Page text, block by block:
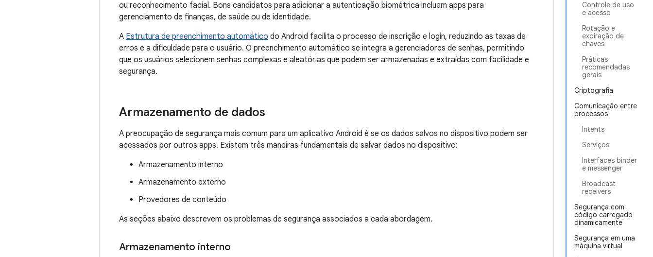
Controle de uso
e acesso
Rotação e
expiração de
chaves
Práticas
recomendadas
gerais
Criptografia
Comunicação entre
processos
Intents
Serviços
Interfaces binder
e messenger
Broadcast
receivers
Segurança com
código carregado
dinamicamente
Segurança em uma
máquina virtual
ou reconhecimento facial. Bons candidatos para adicionar a autenticação biométrica incluem apps para
gerenciamento de finanças, de saúde ou de identidade.
A Estrutura de preenchimento automático do Android facilita o processo de inscrição e login, reduzindo as taxas de
erros e a dificuldade para o usuário. O preenchimento automático se integra a gerenciadores de senhas, permitindo
que os usuários selecionem senhas complexas e aleatórias que podem ser armazenadas e extraídas com facilidade e
segurança.
Armazenamento de dados
A preocupação de segurança mais comum para um aplicativo Android é se os dados salvos no dispositivo podem ser
acessados por outros apps. Existem três maneiras fundamentais de salvar dados no dispositivo:
Armazenamento interno
Armazenamento externo
Provedores de conteúdo
As seções abaixo descrevem os problemas de segurança associados a cada abordagem.
Armazenamento interno